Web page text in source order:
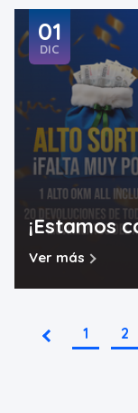
¡Estamos
Ver más
01
DIC
1 2